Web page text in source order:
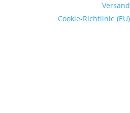
Versand
Cookie-Richtlinie (EU)